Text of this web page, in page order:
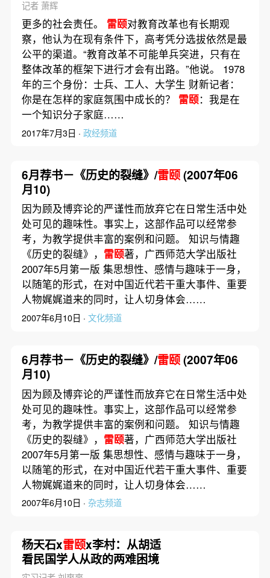
记者 萧辉
更多的社会责任。 雷颐对教育改革也有长期观
察，他认为在现有条件下，高考凭分选拔依然是最
公平的渠道。“教育改革不可能单兵突进，只有在
整体改革的框架下进行才会有出路。”他说。 1978
年的三个身份：士兵、工人、大学生 财新记者：
你是在怎样的家庭氛围中成长的？ 雷颐：我是在
一个知识分子家庭……
2017年7月3日 · 政经频道
6月荐书－《历史的裂缝》/雷颐(2007年06
月10)
因为顾及博弈论的严谨性而放弃它在日常生活中处
处可见的趣味性。事实上，这部作品可以经常参
考，为教学提供丰富的案例和问题。 知识与情趣
《历史的裂缝》， 雷颐著，广西师范大学出版社
2007年5月第一版 集思想性、感情与趣味于一身，
以随笔的形式，在对中国近代若干重大事件、重要
人物娓娓道来的同时，让人切身体会……
2007年6月10日 · 文化频道
6月荐书－《历史的裂缝》/雷颐(2007年06
月10)
因为顾及博弈论的严谨性而放弃它在日常生活中处
处可见的趣味性。事实上，这部作品可以经常参
考，为教学提供丰富的案例和问题。 知识与情趣
《历史的裂缝》， 雷颐著，广西师范大学出版社
2007年5月第一版 集思想性、感情与趣味于一身，
以随笔的形式，在对中国近代若干重大事件、重要
人物娓娓道来的同时，让人切身体会……
2007年6月10日 · 杂志频道
杨天石x雷颐x李村：从胡适
看民国学人从政的两难困境